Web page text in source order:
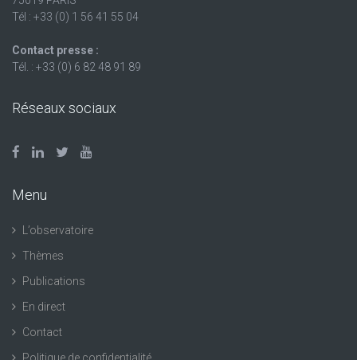
Tél : +33 (0) 1 56 41 55 04
Contact presse :
Tél. : +33 (0) 6 82 48 91 89
Réseaux sociaux
Menu
L’observatoire
Thèmes
Publications
En direct
Contact